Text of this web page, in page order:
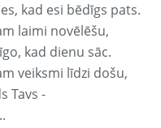
kad esi bēdīgs pats.
laimi novēlēšu,
kad dienu sāc.
veiksmi līdzi došu,
Tavs -